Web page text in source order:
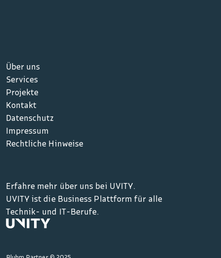
Über uns
Services
Projekte
Kontakt
Datenschutz
Impressum
Rechtliche Hinweise
Erfahre mehr über uns bei UVITY.
UVITY ist die Business Plattform für alle
Technik- und IT-Berufe.